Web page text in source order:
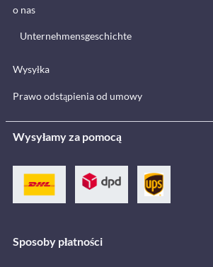
o nas
Unternehmensgeschichte
Wysyłka
Prawo odstąpienia od umowy
Wysyłamy za pomocą
Sposoby płatności